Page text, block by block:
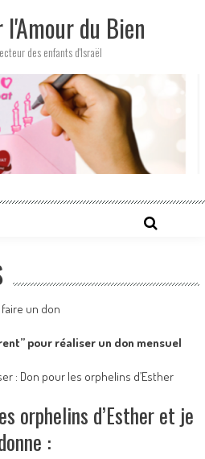
l'Amour du Bien
des enfants d'Israël
pour réaliser un don mensuel
: Don pour les orphelins d’Esther
orphelins d’Esther et je
: